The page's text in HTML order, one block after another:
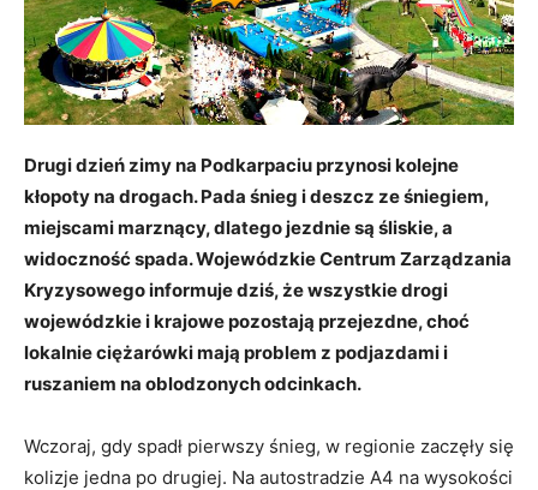
Drugi dzień zimy na Podkarpaciu przynosi kolejne
kłopoty na drogach. Pada śnieg i deszcz ze śniegiem,
miejscami marznący, dlatego jezdnie są śliskie, a
widoczność spada. Wojewódzkie Centrum Zarządzania
Kryzysowego informuje dziś, że wszystkie drogi
wojewódzkie i krajowe pozostają przejezdne, choć
lokalnie ciężarówki mają problem z podjazdami i
ruszaniem na oblodzonych odcinkach.
Wczoraj, gdy spadł pierwszy śnieg, w regionie zaczęły się
kolizje jedna po drugiej. Na autostradzie A4 na wysokości